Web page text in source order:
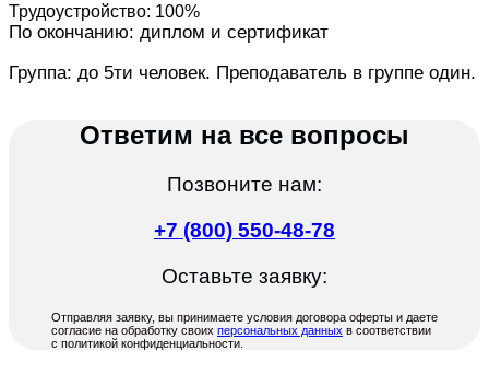
Трудоустройство: 100%
По окончанию: диплом и сертификат
Группа: до 5ти человек. Преподаватель в группе один.
Ответим на все вопросы
Позвоните нам:
+7 (800) 550-48-78
Оставьте заявку:
Отправляя заявку, вы принимаете условия договора оферты и даете
согласие на обработку своих персональных данных в соответствии
с политикой конфиденциальности.